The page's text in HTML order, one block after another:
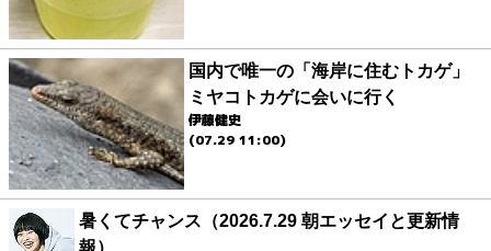
国内で唯一の「海岸に住むトカゲ」
ミヤコトカゲに会いに行く
伊藤健史
(07.29 11:00)
暑くてチャンス（2026.7.29 朝エッセイと更新情
報）